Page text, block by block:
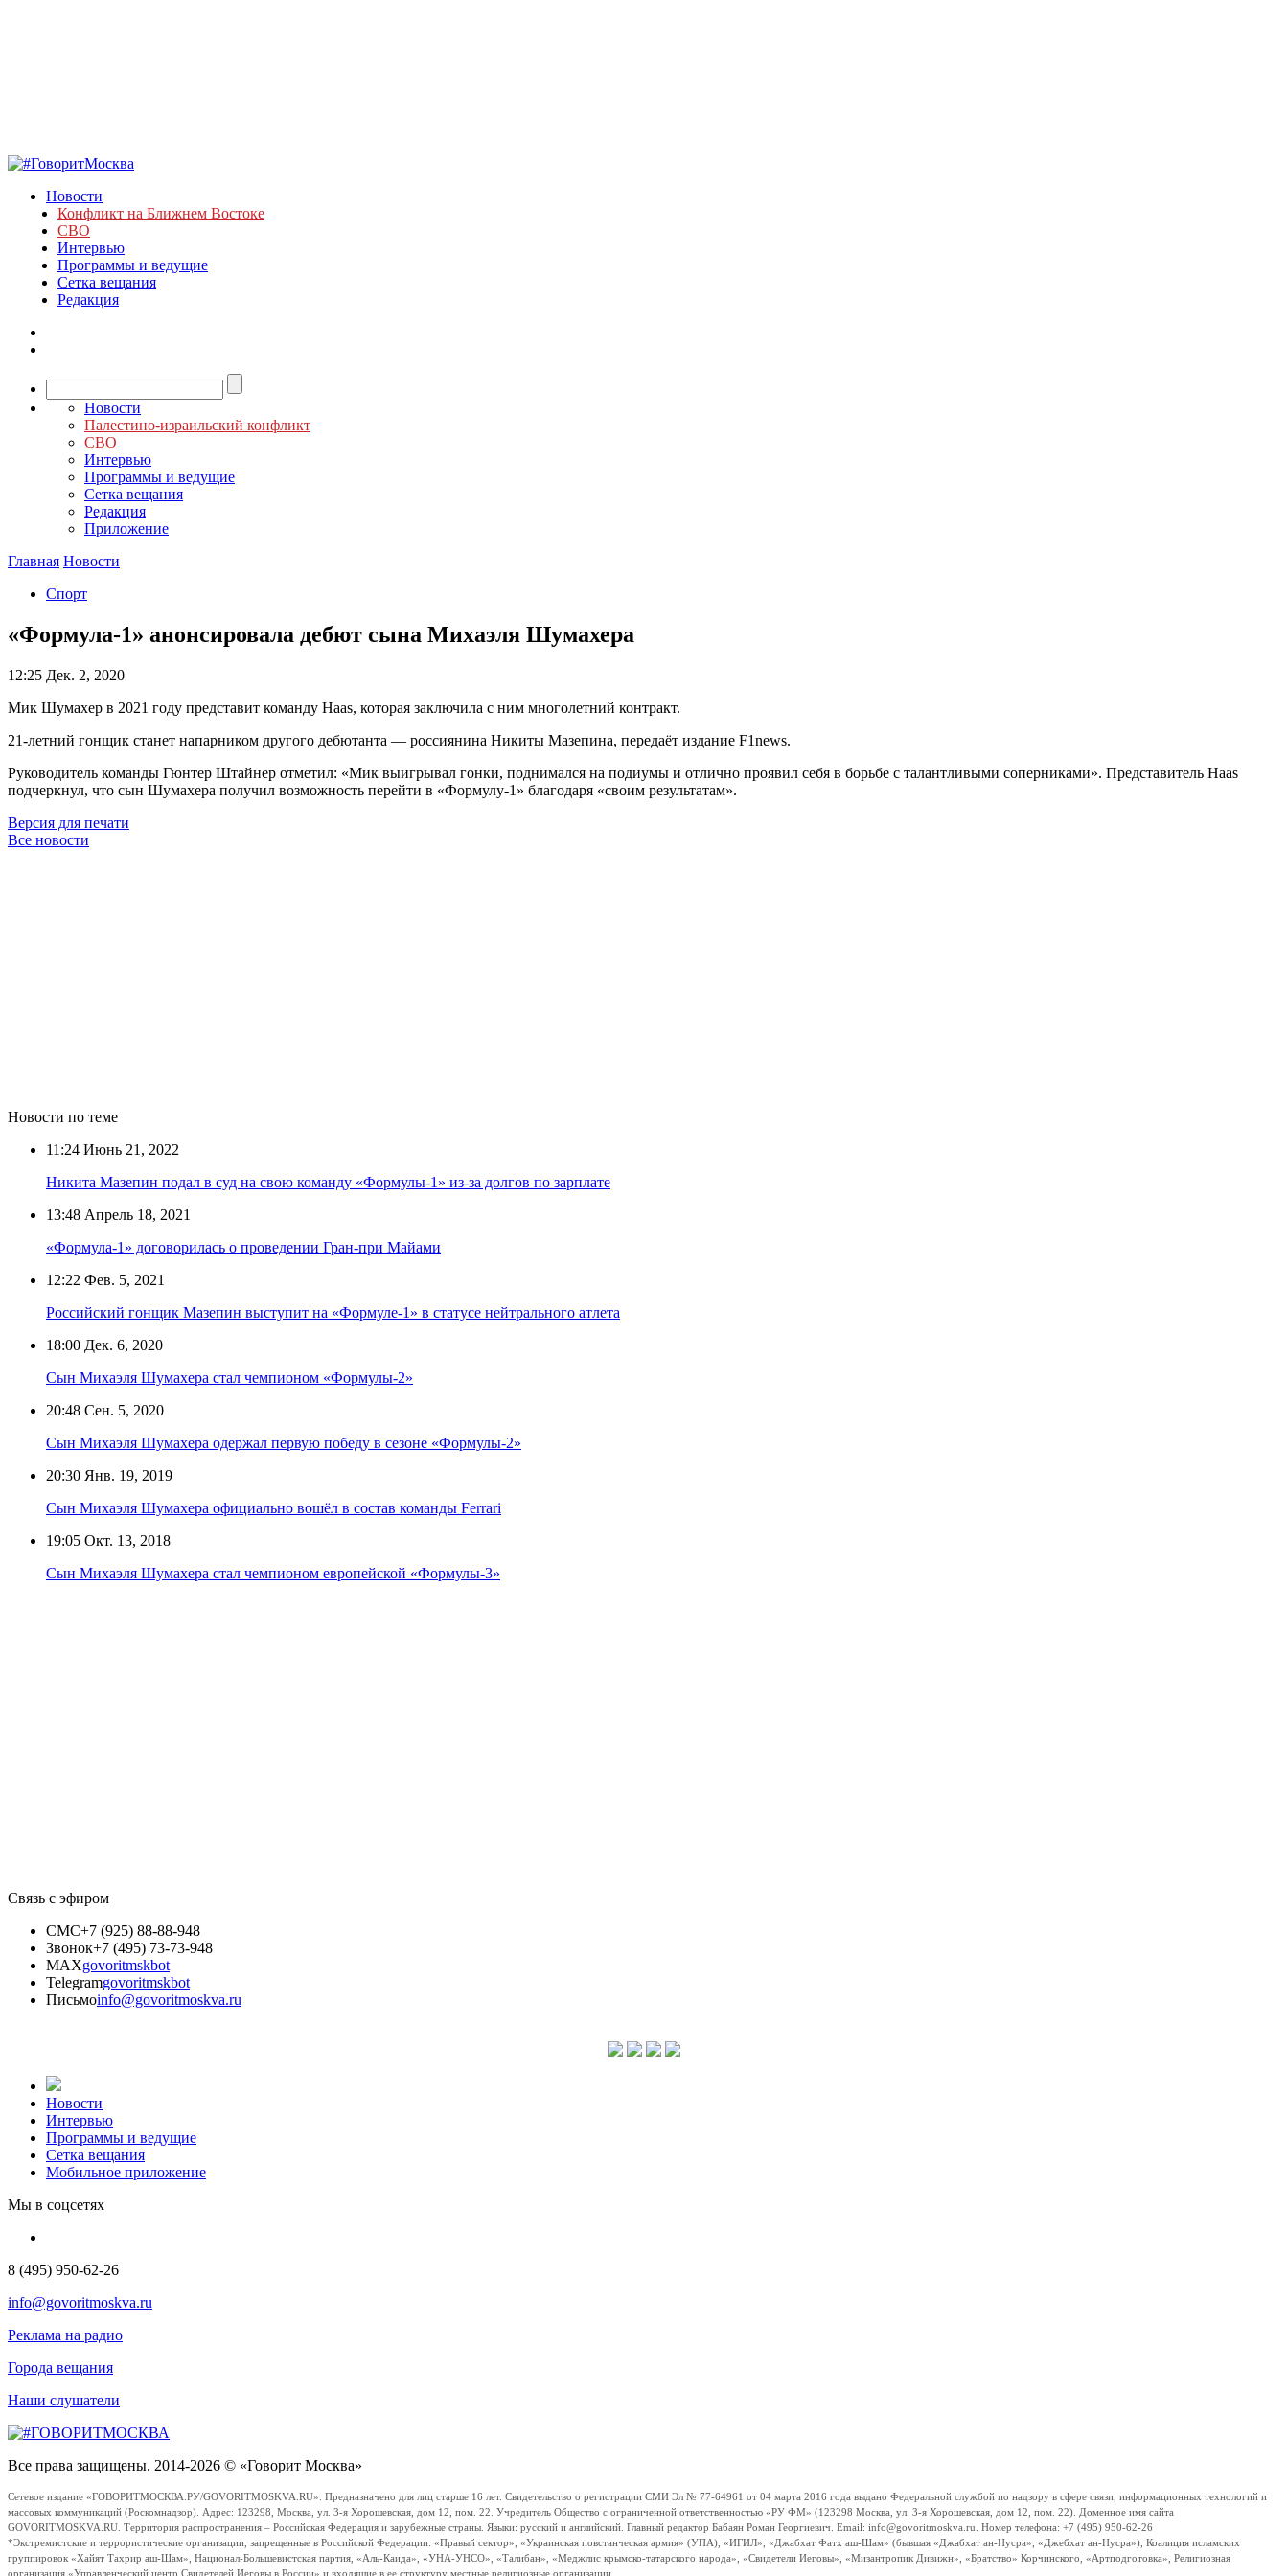
Новости
Конфликт на Ближнем Востоке
СВО
Интервью
Программы и ведущие
Сетка вещания
Редакция
Новости
Палестино-израильский конфликт
СВО
Интервью
Программы и ведущие
Сетка вещания
Редакция
Приложение
Главная Новости
Спорт
«Формула-1» анонсировала дебют сына Михаэля Шумахера
12:25 Дек. 2, 2020
Мик Шумахер в 2021 году представит команду Haas, которая заключила с ним многолетний контракт.
21-летний гонщик станет напарником другого дебютанта — россиянина Никиты Мазепина, передаёт издание F1news.
Руководитель команды Гюнтер Штайнер отметил: «Мик выигрывал гонки, поднимался на подиумы и отлично проявил себя в борьбе с талантливыми соперниками». Представитель Haas
подчеркнул, что сын Шумахера получил возможность перейти в «Формулу-1» благодаря «своим результатам».
Версия для печати
Все новости
Новости по теме
11:24 Июнь 21, 2022
Никита Мазепин подал в суд на свою команду «Формулы-1» из-за долгов по зарплате
13:48 Апрель 18, 2021
«Формула-1» договорилась о проведении Гран-при Майами
12:22 Фев. 5, 2021
Российский гонщик Мазепин выступит на «Формуле-1» в статусе нейтрального атлета
18:00 Дек. 6, 2020
Сын Михаэля Шумахера стал чемпионом «Формулы-2»
20:48 Сен. 5, 2020
Сын Михаэля Шумахера одержал первую победу в сезоне «Формулы-2»
20:30 Янв. 19, 2019
Сын Михаэля Шумахера официально вошёл в состав команды Ferrari
19:05 Окт. 13, 2018
Сын Михаэля Шумахера стал чемпионом европейской «Формулы-3»
Связь с эфиром
СМС+7 (925) 88-88-948
Звонок+7 (495) 73-73-948
MAXgovoritmskbot
Telegramgovoritmskbot
Письмоinfo@govoritmoskva.ru
Новости
Интервью
Программы и ведущие
Сетка вещания
Мобильное приложение
Мы в соцсетях
8 (495) 950-62-26
info@govoritmoskva.ru
Реклама на радио
Города вещания
Наши слушатели
Все права защищены. 2014-2026 © «Говорит Москва»
Сетевое издание «ГОВОРИТМОСКВА.РУ/GOVORITMOSKVA.RU». Предназначено для лиц старше 16 лет. Свидетельство о регистрации СМИ Эл № 77-64961 от 04 марта 2016 года выдано Федеральной службой по надзору в сфере связи, информационных технологий и
массовых коммуникаций (Роскомнадзор). Адрес: 123298, Москва, ул. 3-я Хорошевская, дом 12, пом. 22. Учредитель Общество с ограниченной ответственностью «РУ ФМ» (123298 Москва, ул. 3-я Хорошевская, дом 12, пом. 22). Доменное имя сайта
GOVORITMOSKVA.RU. Территория распространения – Российская Федерация и зарубежные страны. Языки: русский и английский. Главный редактор Бабаян Роман Георгиевич. Email: info@govoritmoskva.ru. Номер телефона: +7 (495) 950-62-26
*Экстремистские и террористические организации, запрещенные в Российской Федерации: «Правый сектор», «Украинская повстанческая армия» (УПА), «ИГИЛ», «Джабхат Фатх аш-Шам» (бывшая «Джабхат ан-Нусра», «Джебхат ан-Нусра»), Коалиция исламских
группировок «Хайят Тахрир аш-Шам», Национал-Большевистская партия, «Аль-Каида», «УНА-УНСО», «Талибан», «Меджлис крымско-татарского народа», «Свидетели Иеговы», «Мизантропик Дивижн», «Братство» Корчинского, «Артподготовка», Религиозная
организация «Управленческий центр Свидетелей Иеговы в России» и входящие в ее структуру местные религиозные организации.